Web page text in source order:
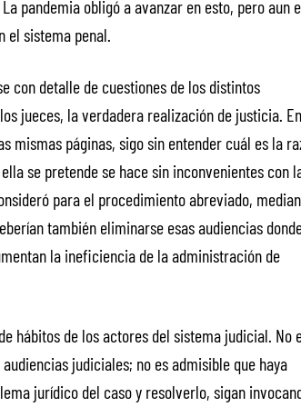
pandemia obligó a avanzar en esto, pero aun
el sistema penal.
con detalle de cuestiones de los distintos
jueces, la verdadera realización de justicia.
mismas páginas, sigo sin entender cuál es la
se pretende se hace sin inconvenientes con
para el procedimiento abreviado,
también eliminarse esas audiencias
la ineficiencia de la administración de
hábitos de los actores del sistema judicial. No
judiciales; no es admisible que haya
jurídico del caso y resolverlo, sigan